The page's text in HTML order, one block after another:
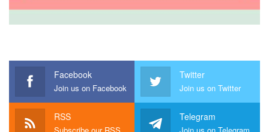
Facebook
Join us on Facebook
Twitter
Join us on Twitter
RSS
Subscribe our RSS
Telegram
Join us on Telegram